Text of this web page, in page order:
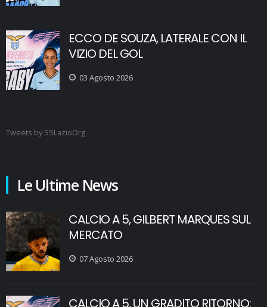
ECCO DE SOUZA, LATERALE CON IL
VIZIO DEL GOL
03 Agosto 2026
Tweets by SSLazioOrg
Le Ultime News
CALCIO A 5, GILBERT MARQUES SUL
MERCATO
07 Agosto 2026
CALCIO A 5, UN GRADITO RITORNO: